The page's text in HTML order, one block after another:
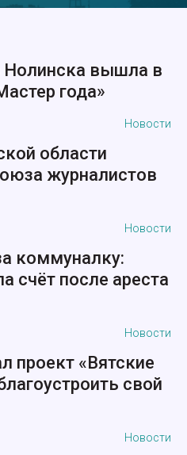
Нолинска вышла в
года»
Новости
области
журналистов
Новости
коммуналку:
счёт после ареста
Новости
проект «Вятские
свой
Новости